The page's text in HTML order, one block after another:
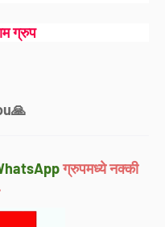
ग्रुप
ग्रुपमध्ये नक्की